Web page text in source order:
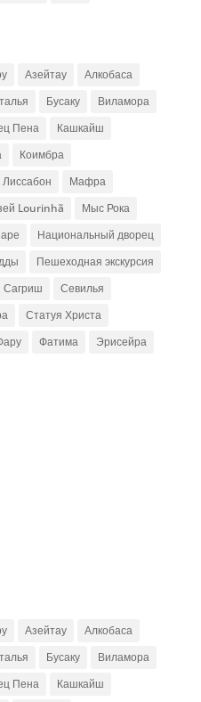
Азейтау
Алкобаса
Бусаку
Виламора
Пена
Кашкайш
Коимбра
Лиссабон
Мафра
Lourinhã
Мыс Рока
Национальный дворец
Пешеходная экскурсия
Сагриш
Севилья
Статуя Христа
Фатима
Эрисейра
Азейтау
Алкобаса
Бусаку
Виламора
Пена
Кашкайш